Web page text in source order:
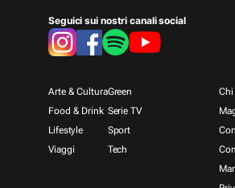
Seguici sui nostri canali social
Arte & Cultura
Food & Drink
Lifestyle
Viaggi
Green
Serie TV
Sport
Tech
Chi